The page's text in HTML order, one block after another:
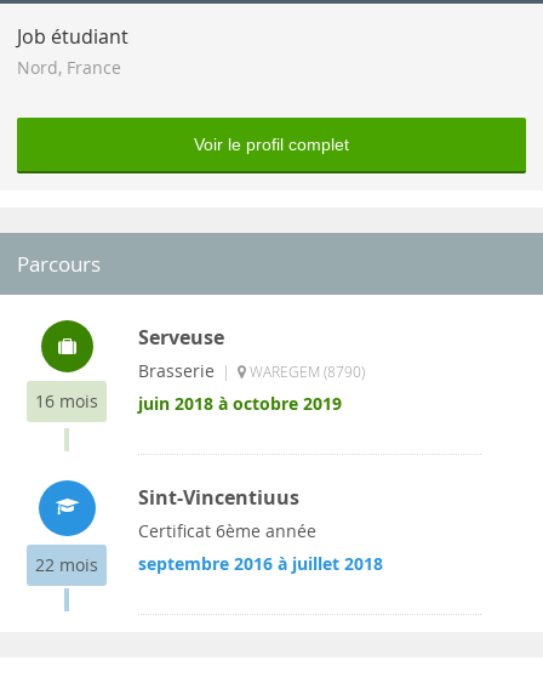
Job étudiant
Nord, France
Voir le profil complet
Parcours
16 mois
Serveuse
Brasserie | WAREGEM (8790)
juin 2018 à octobre 2019
22 mois
Sint-Vincentiuus
Certificat 6ème année
septembre 2016 à juillet 2018